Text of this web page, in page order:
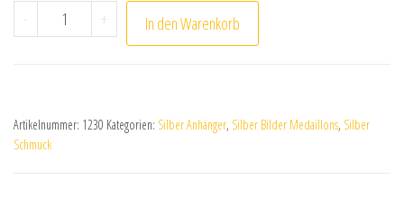
- Medaillon Anhänger, Kettenanhänger aus 925 Sterling
+ In den Warenkorb
Artikelnummer: 1230 Kategorien: Silber Anhänger, Silber Bilder Medaillons, Silber
Schmuck